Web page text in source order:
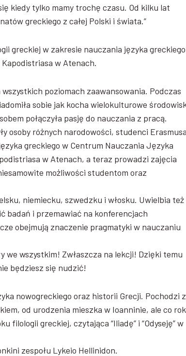
kiedy tylko mamy trochę czasu. Od kilku lat
greckiego z całej Polski i świata.”
greckiej w zakresie nauczania języka greckiego
w Atenach.
poziomach zaawansowania. Podczas
sobie jak kocha wielokulturowe
połączyła pasję do nauczania z pracą.
osoby różnych narodowości, studenci
greckiego w Centrum Nauczania Języka
w Atenach, a teraz prowadzi zajęcia
możliwości studentom oraz
niemiecku, szwedzku i włosku. Uwielbia też
badań i przemawiać na konferencjach
obejmują znaczenie pragmatyki w nauczaniu
wszystkim! Zwłaszcza na lekcji! Dzięki temu
będziesz się nudzić!
nowogreckiego oraz historii Grecji. Pochodzi z
od urodzenia mieszka w Ioanninie, ale co
greckiej, czytająca “Iliadę” i “Odyseję” w
zespołu Lykeio Hellinidon.